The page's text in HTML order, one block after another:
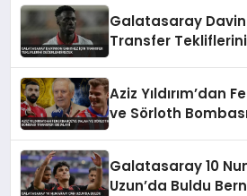
Galatasaray
Transfer
Aziz Yıldırım’dan
ve Sörloth
Galatasaray 10
Uzun’da Buldu